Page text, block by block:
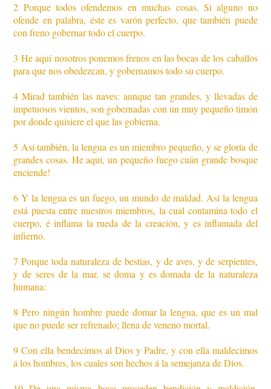
2 Porque todos ofendemos en muchas cosas. Si alguno no
ofende en palabra, éste es varón perfecto, que también puede
con freno gobernar todo el cuerpo.
3 He aquí nosotros ponemos frenos en las bocas de los caballos
para que nos obedezcan, y gobernamos todo su cuerpo.
4 Mirad también las naves: aunque tan grandes, y llevadas de
impetuosos vientos, son gobernadas con un muy pequeño timón
por donde quisiere el que las gobierna.
5 Así también, la lengua es un miembro pequeño, y se gloría de
grandes cosas. He aquí, un pequeño fuego ­cuán grande bosque
enciende!
6 Y la lengua es un fuego, un mundo de maldad. Así la lengua
está puesta entre nuestros miembros, la cual contamina todo el
cuerpo, é inflama la rueda de la creación, y es inflamada del
infierno.
7 Porque toda naturaleza de bestias, y de aves, y de serpientes,
y de seres de la mar, se doma y es domada de la naturaleza
humana:
8 Pero ningún hombre puede domar la lengua, que es un mal
que no puede ser refrenado; llena de veneno mortal.
9 Con ella bendecimos al Dios y Padre, y con ella maldecimos
á los hombres, los cuales son hechos á la semejanza de Dios.